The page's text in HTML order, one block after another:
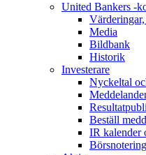
United Bankers -
Media
Bildbank
Historik
Investerare
Nyckeltal
Beställ
IR kalender